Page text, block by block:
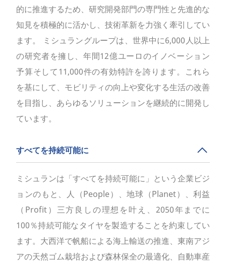
的に推進するため、研究開発部門の専門性と先進的な
知見を積極的に活かし、技術革新を力強く牽引してい
ます。 ミシュラングループは、世界中に6,000人以上
の研究者を擁し、年間12億ユーロのイノベーション
予算そして11,000件の有効特許を誇ります。これら
を基にして、モビリティの向上や変化する生活の改善
を目指し、あらゆるソリューションを継続的に開発し
ています。
すべてを持続可能に
ミシュランは「すべてを持続可能に」という企業ビジ
ョンのもと、人（People）、地球（Planet）、利益
（Profit）三方良しの理想を叶え、2050年までに
100％持続可能なタイヤを製造することを約束してい
ます。大西洋で帆船による海上輸送の推進、東南アジ
アの天然ゴム栽培および森林保全の最適化、自動車産